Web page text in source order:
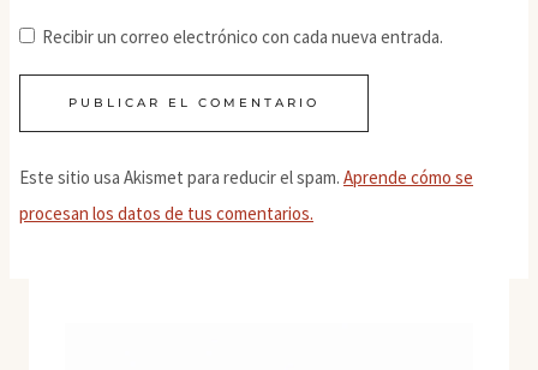
Recibir un correo electrónico con cada nueva entrada.
Este sitio usa Akismet para reducir el spam. Aprende cómo se
procesan los datos de tus comentarios.